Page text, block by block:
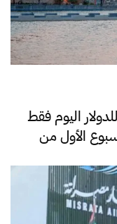
اليوم فقط
الأسبوع الأول من